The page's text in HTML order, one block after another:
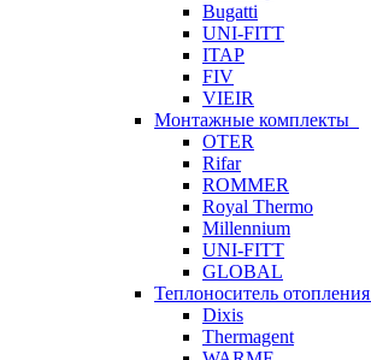
Bugatti
UNI-FITT
ITAP
FIV
VIEIR
Монтажные комплекты
OTER
Rifar
ROMMER
Royal Thermo
Millennium
UNI-FITT
GLOBAL
Теплоноситель отопления
Dixis
Thermagent